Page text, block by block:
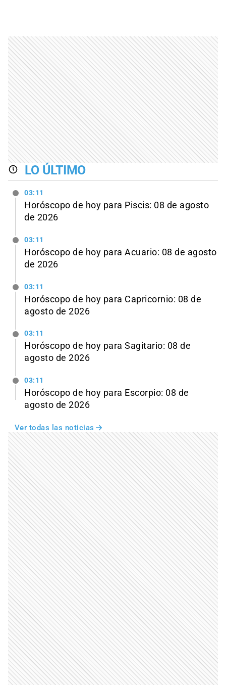
LO ÚLTIMO
03:11
Horóscopo de hoy para Piscis: 08 de agosto
de 2026
03:11
Horóscopo de hoy para Acuario: 08 de agosto
de 2026
03:11
Horóscopo de hoy para Capricornio: 08 de
agosto de 2026
03:11
Horóscopo de hoy para Sagitario: 08 de
agosto de 2026
03:11
Horóscopo de hoy para Escorpio: 08 de
agosto de 2026
Ver todas las noticias